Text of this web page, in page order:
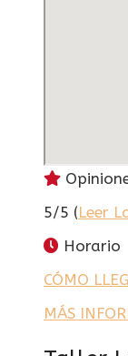
5/5 (Leer
Horario
CÓMO
MÁS